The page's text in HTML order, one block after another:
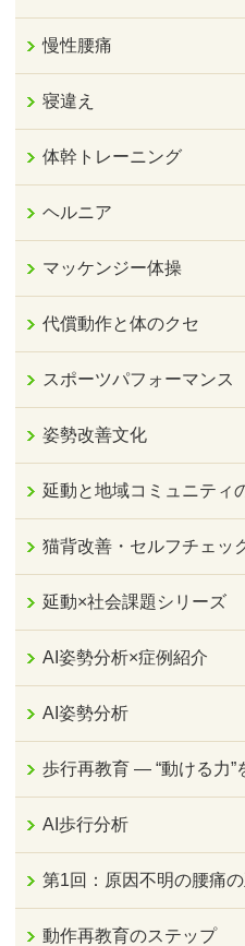
慢性腰痛
寝違え
体幹トレーニング
ヘルニア
マッケンジー体操
代償動作と体のクセ
スポーツパフォーマンス
姿勢改善文化
延動と地域コミュニティ
猫背改善・セルフチェッ
延動×社会課題シリーズ
AI姿勢分析×症例紹介
AI姿勢分析
歩行再教育 ― “動ける力”
AI歩行分析
第1回：原因不明の腰痛
動作再教育のステップ